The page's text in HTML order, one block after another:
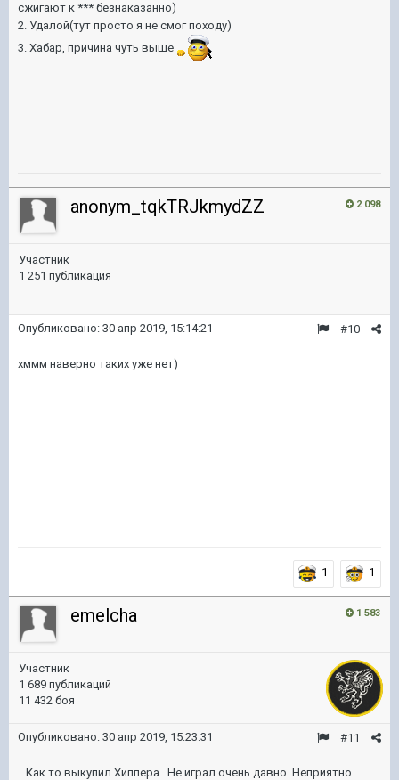
сжигают к *** безнаказанно)
2. Удалой(тут просто я не смог походу)
3. Хабар, причина чуть выше
2 098
anonym_tqkTRJkmydZZ
Участник
1 251 публикация
#10
Опубликовано: 30 апр 2019, 15:14:21
хммм наверно таких уже нет)
1 1
1 583
emelcha
Участник
1 689 публикаций
11 432 боя
#11
Опубликовано: 30 апр 2019, 15:23:31
Как то выкупил Хиппера . Не играл очень давно. Неприятно